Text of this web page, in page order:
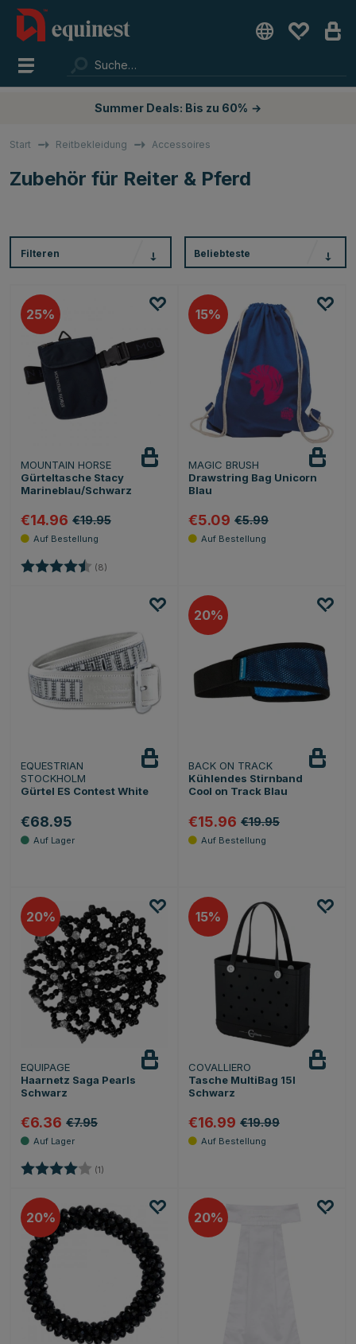
Summer Deals: Bis zu 60% →
Start Reitbekleidung Accessoires
Zubehör für Reiter & Pferd
Filteren Beliebteste
25
MOUNTAIN HORSE
Gürteltasche Stacy
Marineblau/Schwarz
€14.96 €19.95
Bewertung: (8)
15
MAGIC BRUSH
Drawstring Bag Unicorn
Blau
€5.09 €5.99
EQUESTRIAN
STOCKHOLM
Gürtel ES Contest White
€68.95
20
BACK ON TRACK
Kühlendes Stirnband
Cool on Track Blau
€15.96 €19.95
20
EQUIPAGE
Haarnetz Saga Pearls
Schwarz
€6.36 €7.95
Bewertung: (1)
15
COVALLIERO
Tasche MultiBag 15l
Schwarz
€16.99 €19.99
20 20